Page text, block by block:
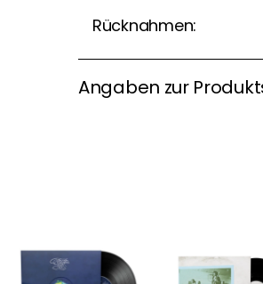
Rücknahmen:
Angaben zur